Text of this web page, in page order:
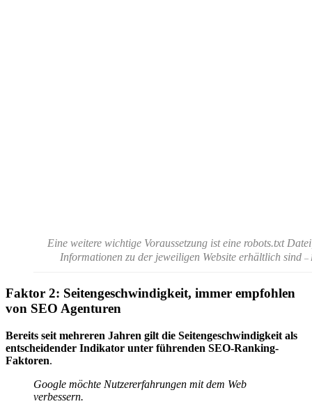
Eine weitere wichtige Voraussetzung ist eine robots.txt
Informationen zu der jeweiligen Website erhältlich sind –
Faktor 2: Seitengeschwindigkeit, immer empfohlen
von SEO Agenturen
Bereits seit mehreren Jahren gilt die Seitengeschwindigkeit als
entscheidender Indikator unter führenden SEO-Ranking-
Faktoren.
Google möchte Nutzererfahrungen mit dem Web
verbessern.